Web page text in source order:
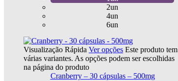
2un
4un
6un
Visualização Rápida Ver opções Este produto tem
várias variantes. As opções podem ser escolhidas
na página do produto
Cranberry – 30 cápsulas – 500mg